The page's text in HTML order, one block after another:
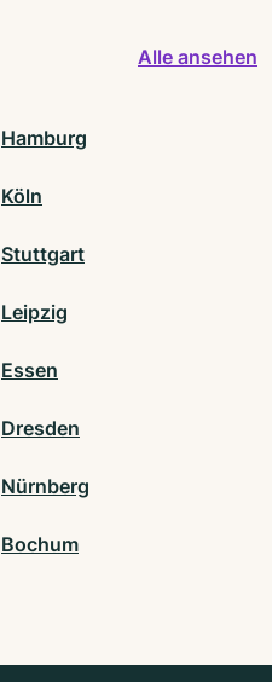
Alle ansehen
Hamburg
Köln
Stuttgart
Leipzig
Essen
Dresden
Nürnberg
Bochum